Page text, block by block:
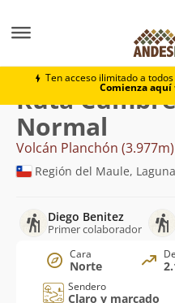
Ten acceso ilimitado a
Comienza
Volcán
Ruta
Normal
Volcán Planchón (3.977m)
Región del Maule,
Diego Benitez
Primer colaborador
Cara
Norte
Sendero
Claro y marcado